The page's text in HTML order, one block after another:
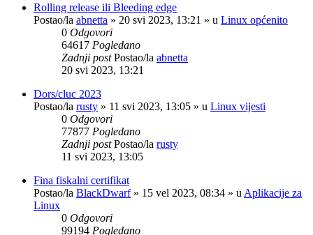
Rolling release ili Bleeding edge
Postao/la abnetta » 20 svi 2023, 13:21 » u Linux općenito
0 Odgovori
64617 Pogledano
Zadnji postPostao/la abnetta
20 svi 2023, 13:21
Dors/cluc 2023
Postao/la rusty » 11 svi 2023, 13:05 » u Linux vijesti
0 Odgovori
77877 Pogledano
Zadnji postPostao/la rusty
11 svi 2023, 13:05
Fina fiskalni certifikat
Postao/la BlackDwarf» 15 vel 2023, 08:34 » u Aplikacije za
Linux
0 Odgovori
99194 Pogledano